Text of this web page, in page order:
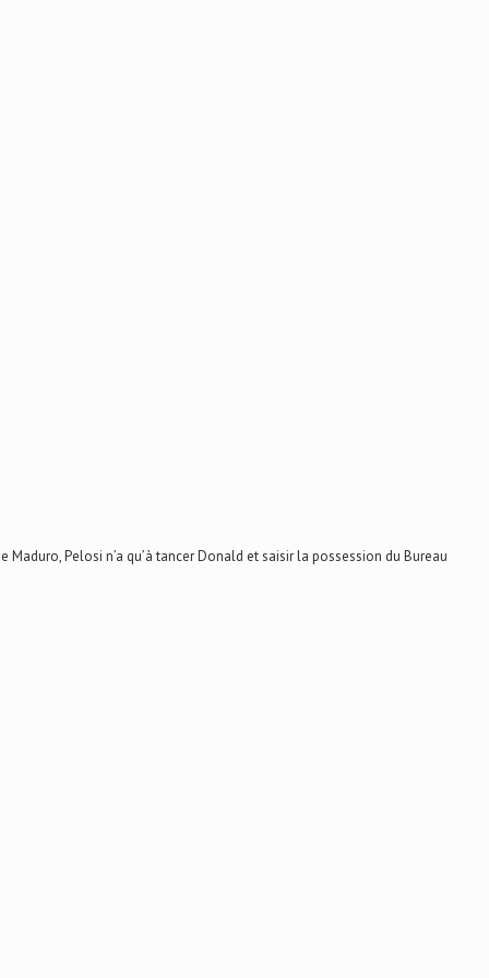
Maduro, Pelosi n’a qu’à tancer Donald et saisir la possession du Bureau